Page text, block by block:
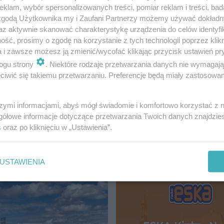
szanowanego pracownika Wojewódzkiego Szpitala
zakaźnym szpitala w związku z potwierdzonym
i kierujemy do niej szczere wyrazy współczucia.
miało żadnego bezpośredniego związku z
wojewody świętokrzyskiego.
wybór spersonalizowanych treści, pomiar reklam i treści,
Użytkownika my i Zaufani Partnerzy możemy używać
aktywnie skanować charakterystykę urządzenia do celów
prosimy o zgodę na korzystanie z tych technologii poprzez
i zawsze możesz ją zmienić/wycofać klikając przycisk ustawień
strony
. Niektóre rodzaje przetwarzania danych nie
się takiemu przetwarzaniu. Preferencje będą miały
informacjami, abyś mógł świadomie i komfortowo korzystać z
informacje dotyczące przetwarzania Twoich danych
oraz po kliknięciu w „Ustawienia”.
USTAWIENIA